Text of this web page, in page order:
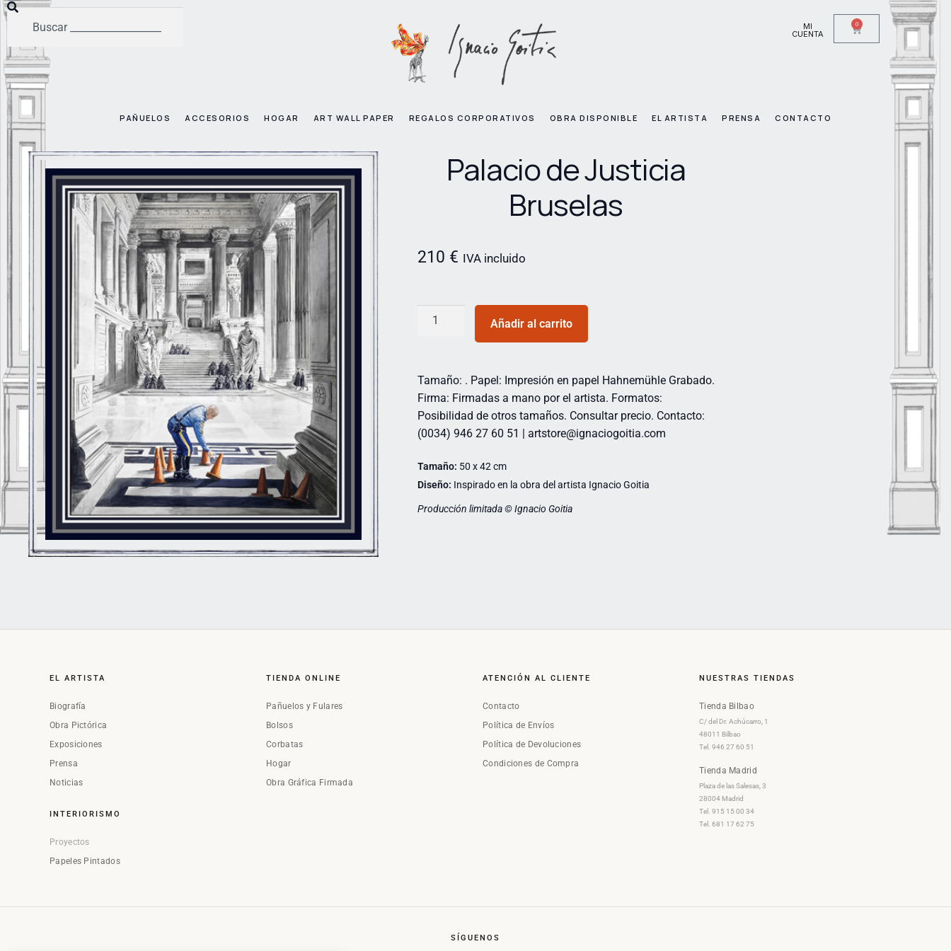
MI
CUENTA
0
PAÑUELOS ACCESORIOS HOGAR ART WALL PAPER REGALOS CORPORATIVOS OBRA DISPONIBLE EL ARTISTA PRENSA CONTACTO
Palacio de Justicia
Bruselas
210 € IVA incluido
Añadir al carrito
Tamaño: . Papel: Impresión en papel Hahnemühle Grabado.
Firma: Firmadas a mano por el artista. Formatos:
Posibilidad de otros tamaños. Consultar precio. Contacto:
(0034) 946 27 60 51 | artstore@ignaciogoitia.com
Tamaño: 50 x 42 cm
Diseño: Inspirado en la obra del artista Ignacio Goitia
Producción limitada © Ignacio Goitia
EL ARTISTA
Biografía
Obra Pictórica
Exposiciones
Prensa
Noticias
INTERIORISMO
Proyectos
Papeles Pintados
TIENDA ONLINE
Pañuelos y Fulares
Bolsos
Corbatas
Hogar
Obra Gráfica Firmada
ATENCIÓN AL CLIENTE
Contacto
Política de Envíos
Política de Devoluciones
Condiciones de Compra
NUESTRAS TIENDAS
Tienda Bilbao
C/ del Dr. Achúcarro, 1
48011 Bilbao
Tel. 946 27 60 51
Tienda Madrid
Plaza de las Salesas, 3
28004 Madrid
Tel. 915 15 00 34
Tel. 681 17 62 75
SÍGUENOS